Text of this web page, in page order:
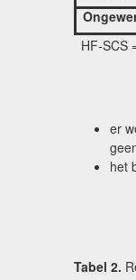
HF-SCS
er
het
Tabel 2.